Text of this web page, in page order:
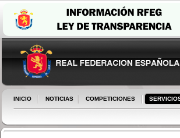
INICIO NOTICIAS COMPETICIONES